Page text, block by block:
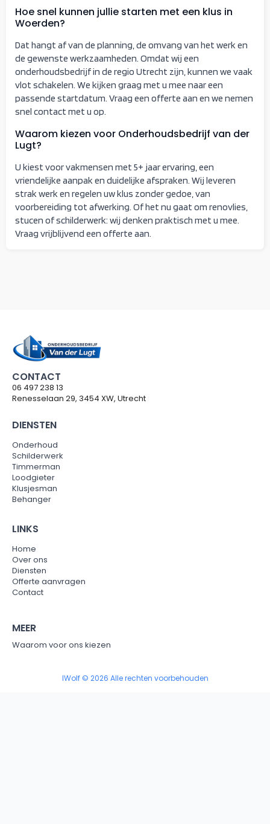
Hoe snel kunnen jullie starten met een klus in
Woerden?
Dat hangt af van de planning, de omvang van het werk en
de gewenste werkzaamheden. Omdat wij een
onderhoudsbedrijf in de regio Utrecht zijn, kunnen we vaak
vlot schakelen. We kijken graag met u mee naar een
passende startdatum. Vraag een offerte aan en we nemen
snel contact met u op.
Waarom kiezen voor Onderhoudsbedrijf van der
Lugt?
U kiest voor vakmensen met 5+ jaar ervaring, een
vriendelijke aanpak en duidelijke afspraken. Wij leveren
strak werk en regelen uw klus zonder gedoe, van
voorbereiding tot afwerking. Of het nu gaat om renovlies,
stucen of schilderwerk: wij denken praktisch met u mee.
Vraag vrijblijvend een offerte aan.
CONTACT
06 497 238 13
Renesselaan 29, 3454 XW, Utrecht
DIENSTEN
Onderhoud
Schilderwerk
Timmerman
Loodgieter
Klusjesman
Behanger
LINKS
Home
Over ons
Diensten
Offerte aanvragen
Contact
MEER
Waarom voor ons kiezen
IWolf © 2026 Alle rechten voorbehouden